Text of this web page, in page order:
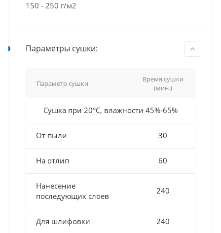
150 - 250 г/м2
Параметры сушки:
Параметр сушки
Время сушки
(мин.)
Сушка при 20°С, влажности 45%-65%
От пыли 30
На отлип 60
Нанесение
последующих слоев
240
Для шлифовки 240